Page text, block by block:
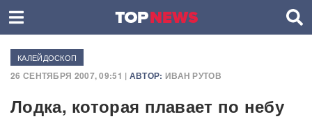
КАЛЕЙДОСКОП
26 СЕНТЯБРЯ 2007, 09:51 | АВТОР: ИВАН РУТОВ
Лодка, которая плавает по небу